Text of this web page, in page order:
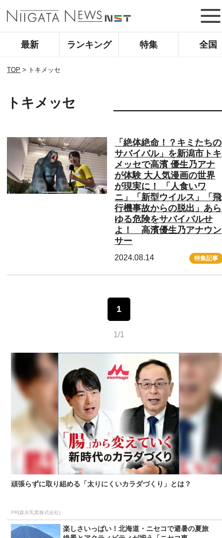
最新 ランキング 特集 全国
TOP > トキメッセ
トキメッセ
「絶体絶命！？キミたちの
サバイバル」を新潟市トキ
メッセで高濱 優生乃アナ
が体験 大人気漫画の世界
が現実に！ 「人食いワ
ニ」「新型ウイルス」「飛
行機事故からの脱出」あら
ゆる危険をサバイバルせ
よ！ 高濱優生乃アナウン
サー
2024.08.14 特集記事
1
1/1
頑張らずに取り組める「太りにくいカラダづくり」とは？
PR(森永乳業株式会社)
楽しさいっぱい！北海道・ニセコで避暑の夏旅